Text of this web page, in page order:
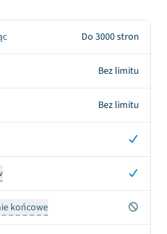
Do 3000 stron
Bez limitu
Bez limitu
końcowe